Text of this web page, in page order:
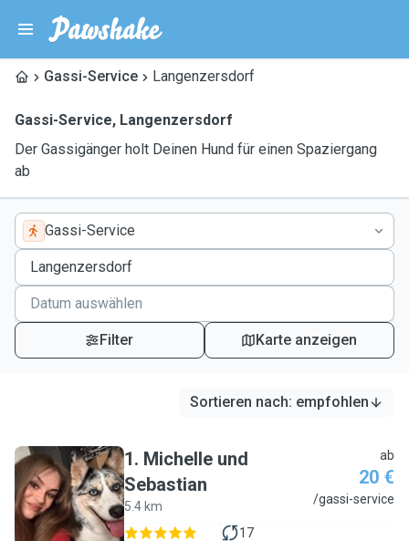
Gassi-Service Langenzersdorf
Gassi-Service, Langenzersdorf
Der Gassigänger holt Deinen Hund für einen Spaziergang
ab
Gassi-Service
Filter Karte anzeigen
Sortieren nach: empfohlen
M
1. Michelle und
Sebastian
5.4 km
ab
20 €
/gassi-service
17